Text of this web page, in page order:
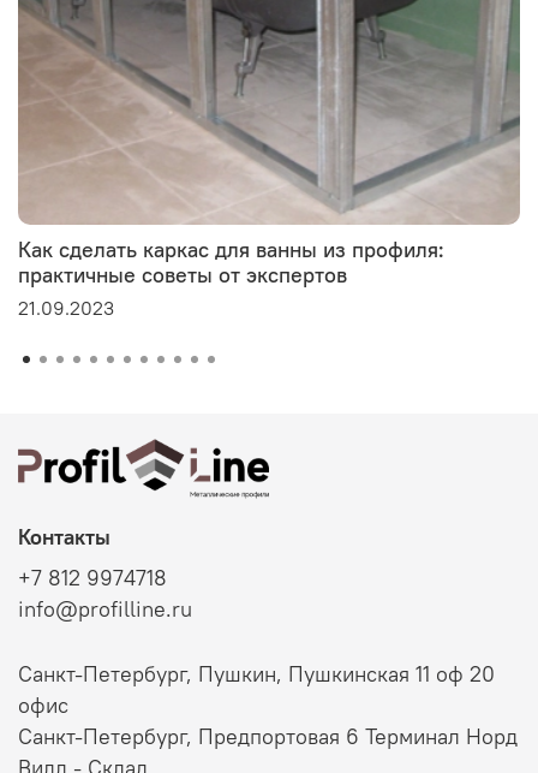
Как сделать каркас для ванны из профиля:
практичные советы от экспертов
21.09.2023
Контакты
+7 812 9974718
info@profilline.ru
Санкт-Петербург, Пушкин, Пушкинская 11 оф 20
офис
Санкт-Петербург, Предпортовая 6 Терминал Норд